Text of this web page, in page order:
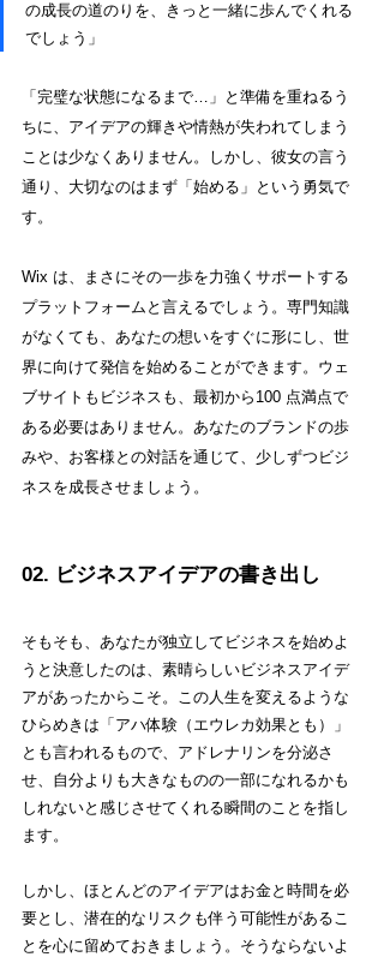
の成長の道のりを、きっと一緒に歩んでくれる
でしょう」
「完璧な状態になるまで…」と準備を重ねるう
ちに、アイデアの輝きや情熱が失われてしまう
ことは少なくありません。しかし、彼女の言う
通り、大切なのはまず「始める」という勇気で
す。
Wix は、まさにその一歩を力強くサポートする
プラットフォームと言えるでしょう。専門知識
がなくても、あなたの想いをすぐに形にし、世
界に向けて発信を始めることができます。ウェ
ブサイトもビジネスも、最初から100 点満点で
ある必要はありません。あなたのブランドの歩
みや、お客様との対話を通じて、少しずつビジ
ネスを成長させましょう。
02. ビジネスアイデアの書き出し
そもそも、あなたが独立してビジネスを始めよ
うと決意したのは、素晴らしいビジネスアイデ
アがあったからこそ。この人生を変えるような
ひらめきは「アハ体験（エウレカ効果とも）」
とも言われるもので、アドレナリンを分泌さ
せ、自分よりも大きなものの一部になれるかも
しれないと感じさせてくれる瞬間のことを指し
ます。
しかし、ほとんどのアイデアはお金と時間を必
要とし、潜在的なリスクも伴う可能性があるこ
とを心に留めておきましょう。そうならないよ